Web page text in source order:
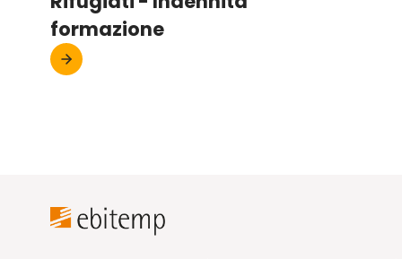
formazione